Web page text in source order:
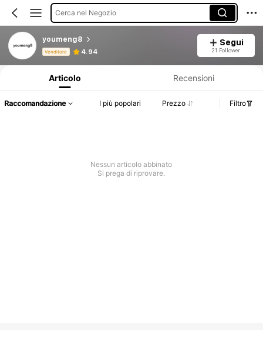
Cerca nel Negozio
youmeng8
Venditore 4.94
Segui
21 Follower
Articolo Recensioni
Raccomandazione I più popolari Prezzo Filtro
Nessun articolo abbinato
Si prega di riprovare.